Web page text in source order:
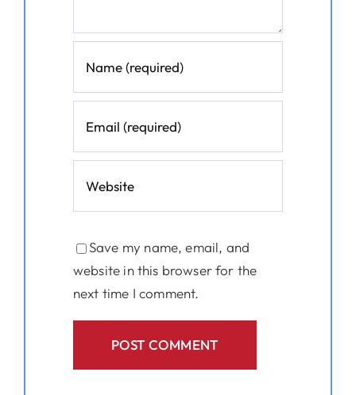
Save my name, email, and
website in this browser for the
next time I comment.